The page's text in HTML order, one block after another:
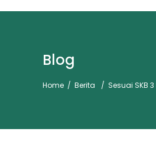
Blog
Home / Berita / Sesuai SKB